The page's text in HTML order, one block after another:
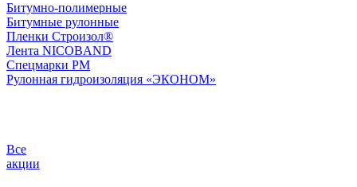
Битумно-полимерные
Битумные рулонные
Пленки Строизол®
Лента NICOBAND
Спецмарки РМ
Рулонная гидроизоляция «ЭКОНОМ»
Все
акции